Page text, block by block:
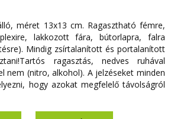
méret 13x13 cm. Ragasztható fémre,
lakkozott fára, bútorlapra, falra
Mindig zsírtalanított és portalanított
ragasztás, nedves ruhával
nem (nitro, alkohol). A jelzéseket minden
hogy azokat megfelelő távolságról